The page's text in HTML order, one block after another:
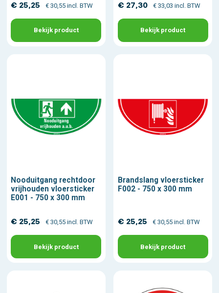
€ 25,25 € 30,55 incl. BTW
Bekijk product
€ 27,30 € 33,03 incl. BTW
Bekijk product
Nooduitgang rechtdoor
vrijhouden vloersticker
E001 - 750 x 300 mm
€ 25,25 € 30,55 incl. BTW
Bekijk product
Brandslang vloersticker
F002 - 750 x 300 mm
€ 25,25 € 30,55 incl. BTW
Bekijk product